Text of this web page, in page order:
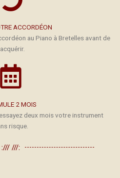
ACCORDÉON
au Piano à Bretelles avant de
2 MOIS
deux mois votre instrument
risque.
:/// ///: